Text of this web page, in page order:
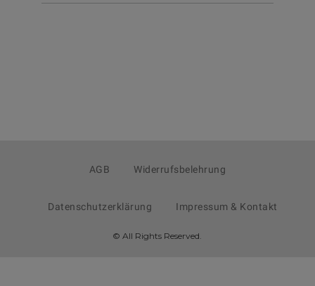
AGB Widerrufsbelehrung
Datenschutzerklärung Impressum & Kontakt
© All Rights Reserved.